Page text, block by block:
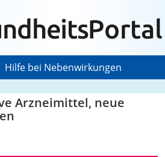
Hilfe bei Nebenwirkungen
Arzneimittel, neue